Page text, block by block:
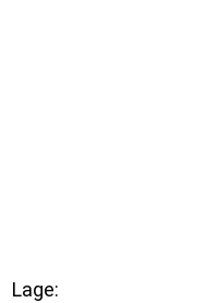
Lage: